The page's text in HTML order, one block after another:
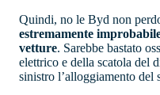
Quindi, no le Byd non
estremamente
vetture. Sarebbe bastato
elettrico e della scatola del
sinistro l’alloggiamento del